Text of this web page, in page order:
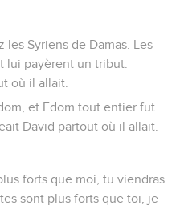
les Syriens de Damas. Les
lui payèrent un tribut.
où il allait.
et Edom tout entier fut
David partout où il allait.
forts que moi, tu viendras
sont plus forts que toi, je